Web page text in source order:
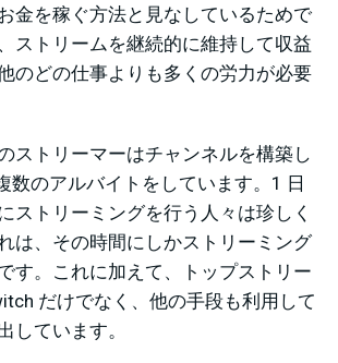
金を稼ぐ方法と見なしているためで
ストリームを継続的に維持して収益
のどの仕事よりも多くの労力が必要
ストリーマーはチャンネルを構築し
数のアルバイトをしています。1 日
ストリーミングを行う人々は珍しく
は、その時間にしかストリーミング
す。これに加えて、トップストリー
だけでなく、他の手段も利用して
しています。